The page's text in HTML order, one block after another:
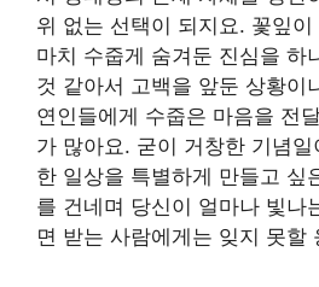
위 없는 선택이 되지요. 꽃잎
마치 수줍게 숨겨둔 진심을 하
것 같아서 고백을 앞둔 상황이
연인들에게 수줍은 마음을 전
가 많아요. 굳이 거창한 기념
한 일상을 특별하게 만들고 싶
를 건네며 당신이 얼마나 빛나
면 받는 사람에게는 잊지 못할